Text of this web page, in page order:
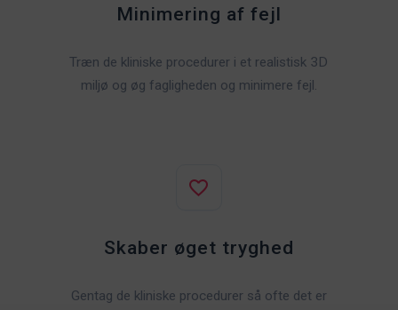
Minimering af fejl
Træn de kliniske procedurer i et realistisk 3D
miljø og øg fagligheden og minimere fejl.
Skaber øget tryghed
Gentag de kliniske procedurer så ofte det er